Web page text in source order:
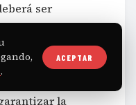
ser
registrándose en
sistemas
la
.
ACEPTAR